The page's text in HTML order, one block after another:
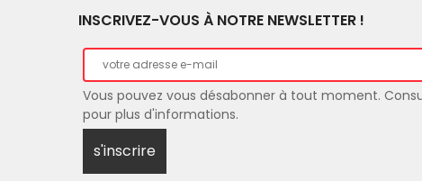
INSCRIVEZ-VOUS À NOTRE NEWSLETTER !
Vous pouvez vous désabonner à tout moment.
pour plus d'informations.